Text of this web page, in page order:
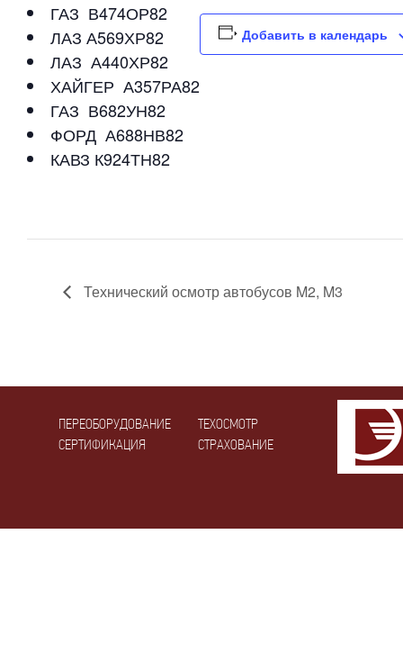
ГАЗ В474ОР82
ЛАЗ А569ХР82
ЛАЗ А440ХР82
ХАЙГЕР А357РА82
ГАЗ В682УН82
ФОРД А688НВ82
КАВЗ К924ТН82
Добавить в календарь
Технический осмотр автобусов M2, M3
ПЕРЕОБОРУДОВАНИЕ
СЕРТИФИКАЦИЯ
ТЕХОСМОТР
СТРАХОВАНИЕ